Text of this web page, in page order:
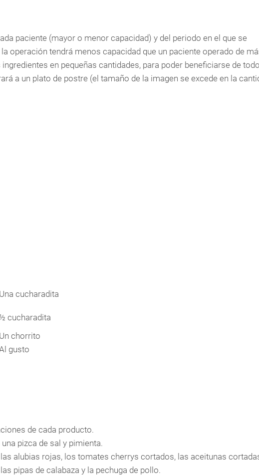
paciente (mayor o menor capacidad) y del periodo en el que se
operación tendrá menos capacidad que un paciente operado de
en pequeñas cantidades, para poder beneficiarse de
a un plato de postre (el tamaño de la imagen se excede en la
Una cucharadita
cucharadita
Un chorrito
gusto
de cada producto.
pizca de sal y pimienta.
alubias rojas, los tomates cherrys cortados, las aceitunas
pipas de calabaza y la pechuga de pollo.